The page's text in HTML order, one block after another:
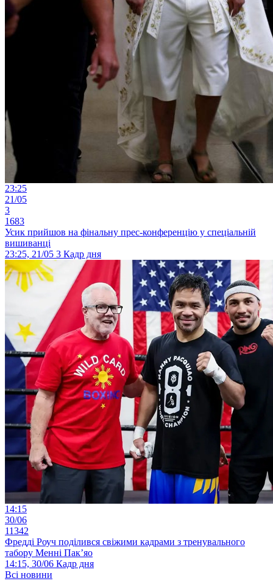
23:25
21/05
3
1683
Усик прийшов на фінальну прес-конференцію у спеціальній
вишиванці
23:25, 21/05 3 Кадр дня
14:15
30/06
11342
Фредді Роуч поділився свіжими кадрами з тренувального
табору Менні Пак’яо
14:15, 30/06 Кадр дня
Всі новини